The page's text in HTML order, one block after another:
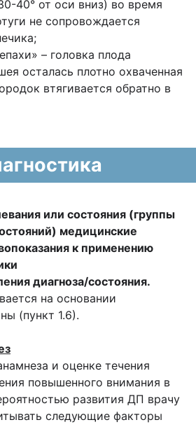
40° от оси вниз) во время
не сопровождается
– головка плода
осталась плотно охваченная
втягивается обратно в
или состояния (группы
медицинские
к применению
диагноза/состояния.
на основании
(пункт 1.6).
и оценке течения
повышенного внимания в
развития ДП врачу
следующие факторы